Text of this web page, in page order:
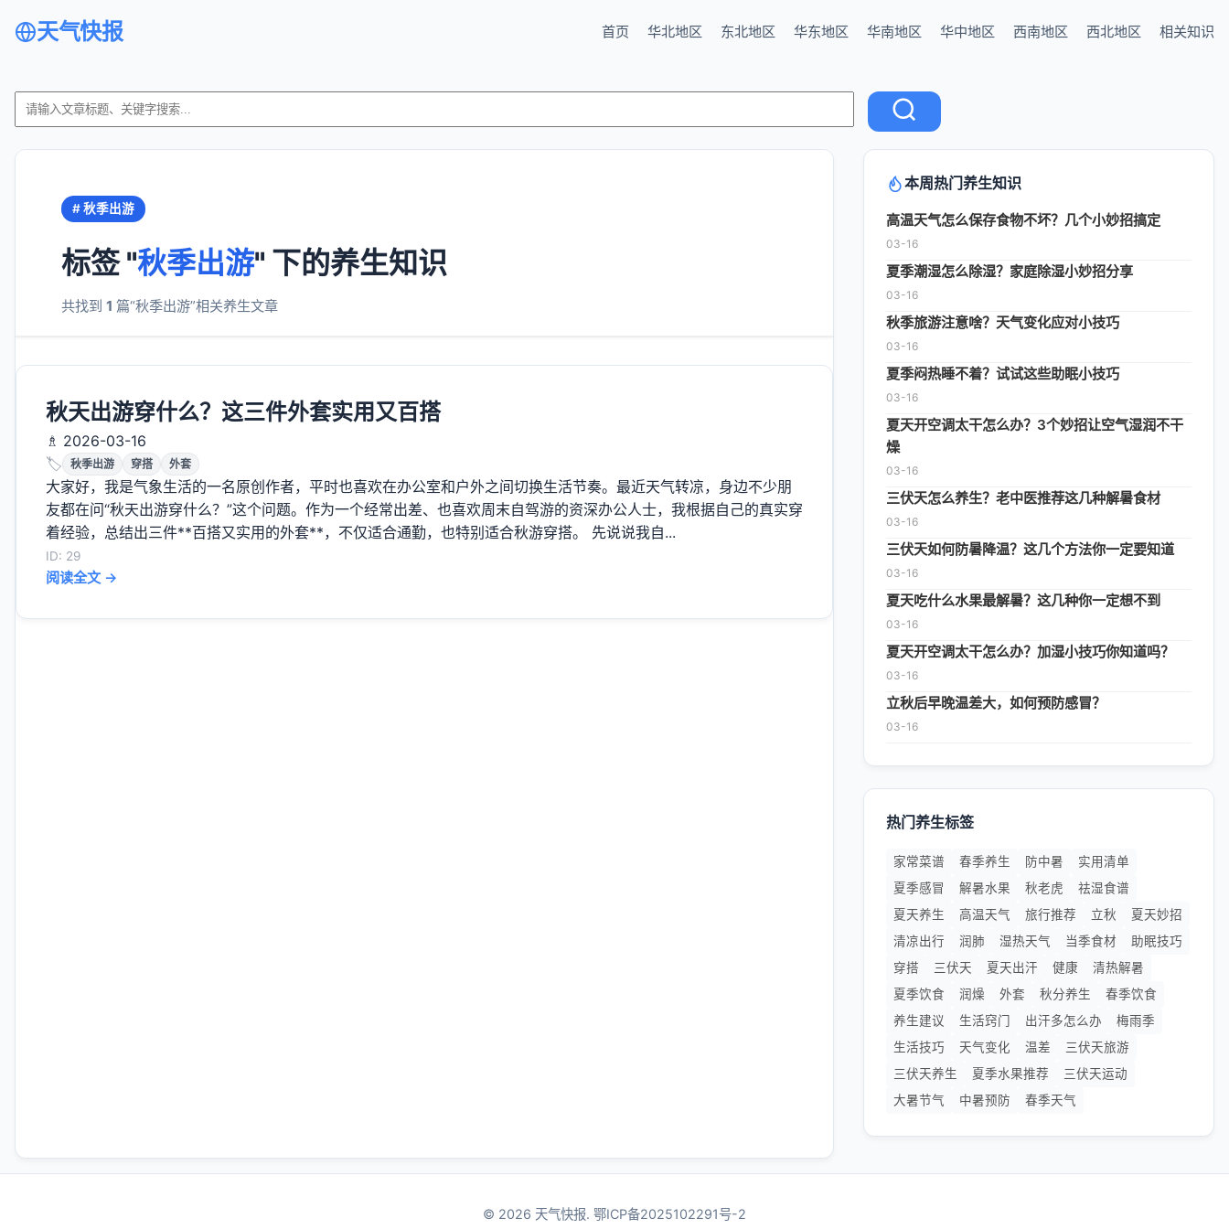
天气快报 首页 华北地区 东北地区 华东地区 华南地区 华中地区 西南地区 西北地区 相关知识
# 秋季出游
标签 "秋季出游" 下的养生知识
共找到 1 篇“秋季出游”相关养生文章
秋天出游穿什么？这三件外套实用又百搭
♗ 2026-03-16
🏷️
秋季出游 穿搭 外套
大家好，我是气象生活的一名原创作者，平时也喜欢在办公室和户外之间切换生活节奏。最近天气转凉，身边不少朋
友都在问“秋天出游穿什么？”这个问题。作为一个经常出差、也喜欢周末自驾游的资深办公人士，我根据自己的真实穿
着经验，总结出三件**百搭又实用的外套**，不仅适合通勤，也特别适合秋游穿搭。 先说说我自...
ID: 29
阅读全文 →
本周热门养生知识
高温天气怎么保存食物不坏？几个小妙招搞定
03-16
夏季潮湿怎么除湿？家庭除湿小妙招分享
03-16
秋季旅游注意啥？天气变化应对小技巧
03-16
夏季闷热睡不着？试试这些助眠小技巧
03-16
夏天开空调太干怎么办？3个妙招让空气湿润不干
燥
03-16
三伏天怎么养生？老中医推荐这几种解暑食材
03-16
三伏天如何防暑降温？这几个方法你一定要知道
03-16
夏天吃什么水果最解暑？这几种你一定想不到
03-16
夏天开空调太干怎么办？加湿小技巧你知道吗？
03-16
立秋后早晚温差大，如何预防感冒？
03-16
热门养生标签
家常菜谱 春季养生 防中暑
实用清单
夏季感冒
解暑水果 秋老虎
祛湿食谱
夏天养生
高温天气 旅行推荐 立秋
夏天妙招
清凉出行
润肺 湿热天气 当季食材
助眠技巧
穿搭
三伏天 夏天出汗 健康
清热解暑
夏季饮食
润燥 外套 秋分养生
春季饮食
养生建议
生活窍门 出汗多怎么办
梅雨季
生活技巧
天气变化 温差
三伏天旅游
三伏天养生
夏季水果推荐
三伏天运动
大暑节气
中暑预防 春季天气
© 2026 天气快报. 鄂ICP备2025102291号-2